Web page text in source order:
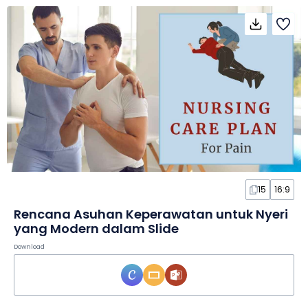
15 16:9
Rencana Asuhan Keperawatan untuk Nyeri
yang Modern dalam Slide
Download